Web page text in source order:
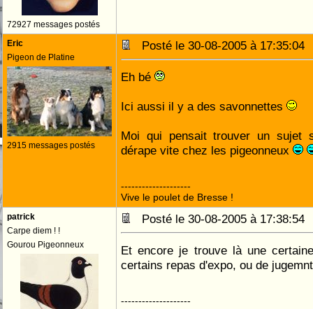
72927 messages postés
Eric
Pigeon de Platine
2915 messages postés
Posté le 30-08-2005 à
Eh bé
Ici aussi il y a des savonnettes
Moi qui pensait trouver un sujet
dérape vite chez les pigeonneux
--------------------
Vive le poulet de Bresse !
patrick
Carpe diem ! !
Gourou Pigeonneux
Posté le 30-08-2005 à
Et encore je trouve là une
certains repas d'expo, ou de
--------------------